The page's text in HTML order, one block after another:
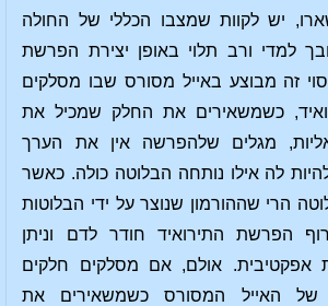
יש לקוות שמצבו הכללי של החולה
למדי ורב תלוי באופן יצירת הפרשת
זה מבוצע באייל מסורס שבו מסלקים
כשמשאירים את החלק שמכיל את
מגלים שלהפרשה אין את הערך
לה אילו נותחה הבלוטה כולה. כאשר
הרי שההורמון שנוצר על ידי הבלוטות
הפרשת התירואיד חודר לדם וניתן
אפקטיבית. אולם, אם מסלקים חלקים
של האייל המסורס כשמשאירים את